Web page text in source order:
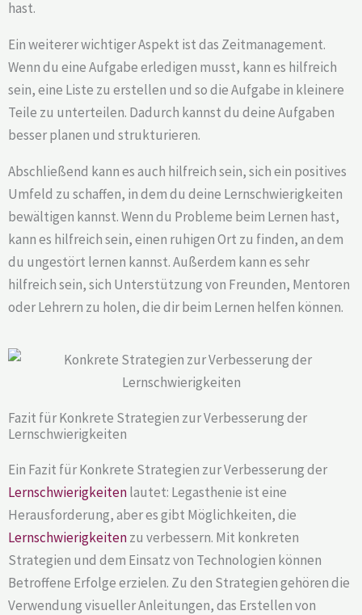
hast.
Ein weiterer wichtiger Aspekt ist das Zeitmanagement.
Wenn du eine Aufgabe erledigen musst, kann es hilfreich
sein, eine Liste zu erstellen und so die Aufgabe in kleinere
Teile zu unterteilen. Dadurch kannst du deine Aufgaben
besser planen und strukturieren.
Abschließend kann es auch hilfreich sein, sich ein positives
Umfeld zu schaffen, in dem du deine Lernschwierigkeiten
bewältigen kannst. Wenn du Probleme beim Lernen hast,
kann es hilfreich sein, einen ruhigen Ort zu finden, an dem
du ungestört lernen kannst. Außerdem kann es sehr
hilfreich sein, sich Unterstützung von Freunden, Mentoren
oder Lehrern zu holen, die dir beim Lernen helfen können.
Fazit für Konkrete Strategien zur Verbesserung der
Lernschwierigkeiten
Ein Fazit für Konkrete Strategien zur Verbesserung der
Lernschwierigkeitenlautet: Legasthenie ist eine
Herausforderung, aber es gibt Möglichkeiten, die
Lernschwierigkeitenzu verbessern. Mit konkreten
Strategien und dem Einsatz von Technologien können
Betroffene Erfolge erzielen. Zu den Strategien gehören die
Verwendung visueller Anleitungen, das Erstellen von